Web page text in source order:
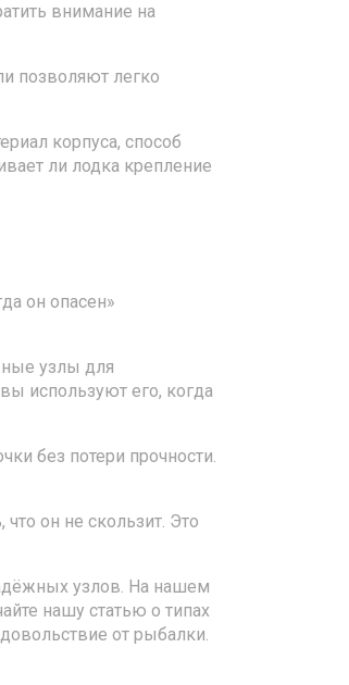
внимание на
позволяют легко
корпуса, способ
ли лодка крепление
он опасен»
узлы для
используют его, когда
без потери прочности.
он не скользит. Это
узлов. На нашем
нашу статью о типах
от рыбалки.